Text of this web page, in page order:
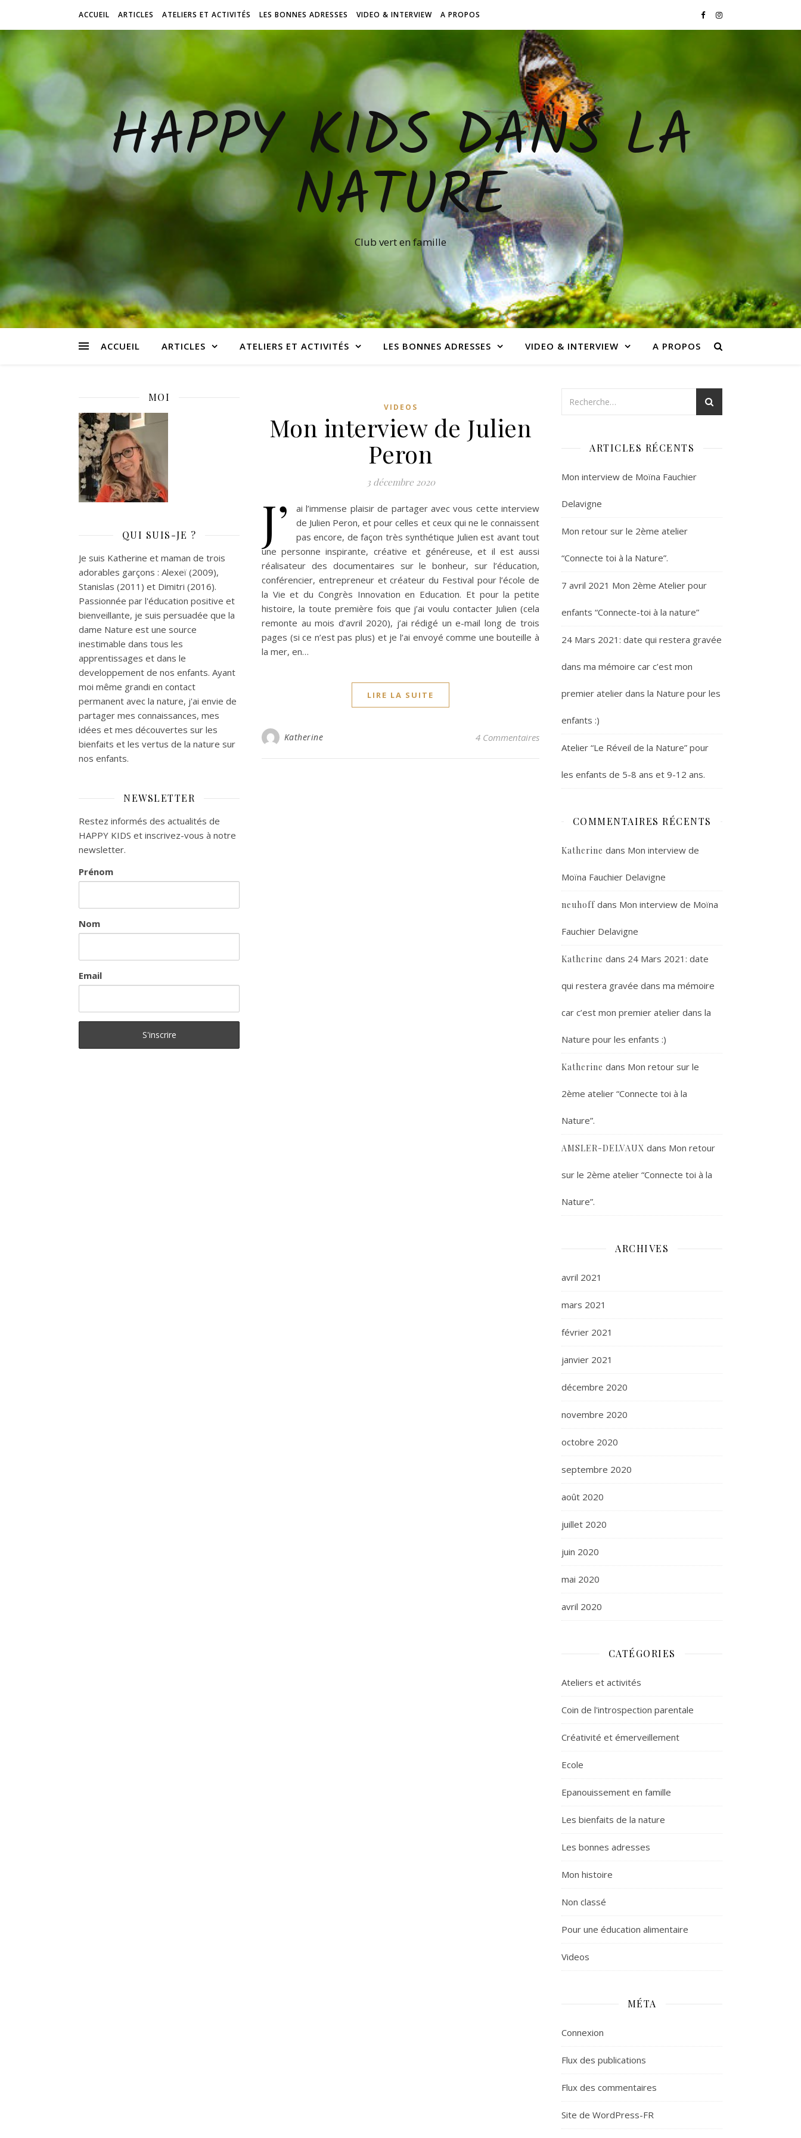
ACCUEIL ARTICLES ATELIERS ET ACTIVITÉS LES BONNES ADRESSES VIDEO & INTERVIEW A PROPOS
HAPPY KIDS DANS LA
NATURE
Club vert en famille
ACCUEIL ARTICLES ATELIERS ET ACTIVITÉS LES BONNES ADRESSES VIDEO & INTERVIEW A PROPOS
MOI
QUI SUIS-JE ?
Je suis Katherine et maman de trois
adorables garçons : Alexeï (2009),
Stanislas (2011) et Dimitri (2016).
Passionnée par l'éducation positive et
bienveillante, je suis persuadée que la
dame Nature est une source
inestimable dans tous les
apprentissages et dans le
developpement de nos enfants. Ayant
moi même grandi en contact
permanent avec la nature, j'ai envie de
partager mes connaissances, mes
idées et mes découvertes sur les
bienfaits et les vertus de la nature sur
nos enfants.
NEWSLETTER
Restez informés des actualités de
HAPPY KIDS et inscrivez-vous à notre
newsletter.
Prénom
Nom
Email
VIDEOS
Mon interview de Julien
Peron
3 décembre 2020
J’
ai l’immense plaisir de partager avec vous cette interview
de Julien Peron, et pour celles et ceux qui ne le connaissent
pas encore, de façon très synthétique Julien est avant tout
une personne inspirante, créative et généreuse, et il est aussi
réalisateur des documentaires sur le bonheur, sur l’éducation,
conférencier, entrepreneur et créateur du Festival pour l’école de
la Vie et du Congrès Innovation en Education. Et pour la petite
histoire, la toute première fois que j’ai voulu contacter Julien (cela
remonte au mois d’avril 2020), j’ai rédigé un e-mail long de trois
pages (si ce n’est pas plus) et je l’ai envoyé comme une bouteille à
la mer, en…
LIRE LA SUITE
Katherine 4 Commentaires
ARTICLES RÉCENTS
Mon interview de Moïna Fauchier
Delavigne
Mon retour sur le 2ème atelier
“Connecte toi à la Nature”.
7 avril 2021 Mon 2ème Atelier pour
enfants “Connecte-toi à la nature”
24 Mars 2021: date qui restera gravée
dans ma mémoire car c’est mon
premier atelier dans la Nature pour les
enfants :)
Atelier “Le Réveil de la Nature” pour
les enfants de 5-8 ans et 9-12 ans.
COMMENTAIRES RÉCENTS
Katherine dans Mon interview de
Moïna Fauchier Delavigne
neuhoff dans Mon interview de Moïna
Fauchier Delavigne
Katherine dans 24 Mars 2021: date
qui restera gravée dans ma mémoire
car c’est mon premier atelier dans la
Nature pour les enfants :)
Katherine dans Mon retour sur le
2ème atelier “Connecte toi à la
Nature”.
AMSLER-DELVAUX dans Mon retour
sur le 2ème atelier “Connecte toi à la
Nature”.
ARCHIVES
avril 2021
mars 2021
février 2021
janvier 2021
décembre 2020
novembre 2020
octobre 2020
septembre 2020
août 2020
juillet 2020
juin 2020
mai 2020
avril 2020
CATÉGORIES
Ateliers et activités
Coin de l'introspection parentale
Créativité et émerveillement
Ecole
Epanouissement en famille
Les bienfaits de la nature
Les bonnes adresses
Mon histoire
Non classé
Pour une éducation alimentaire
Videos
MÉTA
Connexion
Flux des publications
Flux des commentaires
Site de WordPress-FR